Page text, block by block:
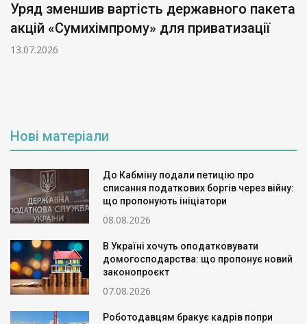
Уряд зменшив вартість державного пакета
акцій «Сумихімпрому» для приватизації
13.07.2026
Нові матеріали
До Кабміну подали петицію про
списання податкових боргів через війну:
що пропонують ініціатори
08.08.2026
В Україні хочуть оподатковувати
домогосподарства: що пропонує новий
законопроєкт
07.08.2026
Роботодавцям бракує кадрів попри